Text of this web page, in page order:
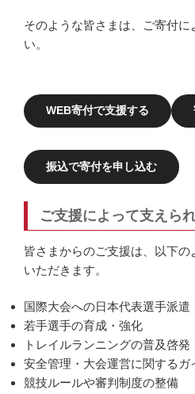
そのような皆さまは、ご寄付に
い。
WEB寄付で支援する
振込で寄付を申し込む
ご支援によって支えら
皆さまからのご支援は、以下の
いただきます。
国際大会への日本代表選手派遣
若手選手の育成・強化
トレイルランニングの普及啓発
安全管理・大会運営に関するガ
競技ルールや審判制度の整備